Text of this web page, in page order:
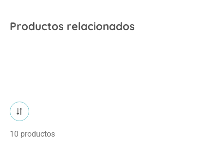
Productos relacionados
10 productos